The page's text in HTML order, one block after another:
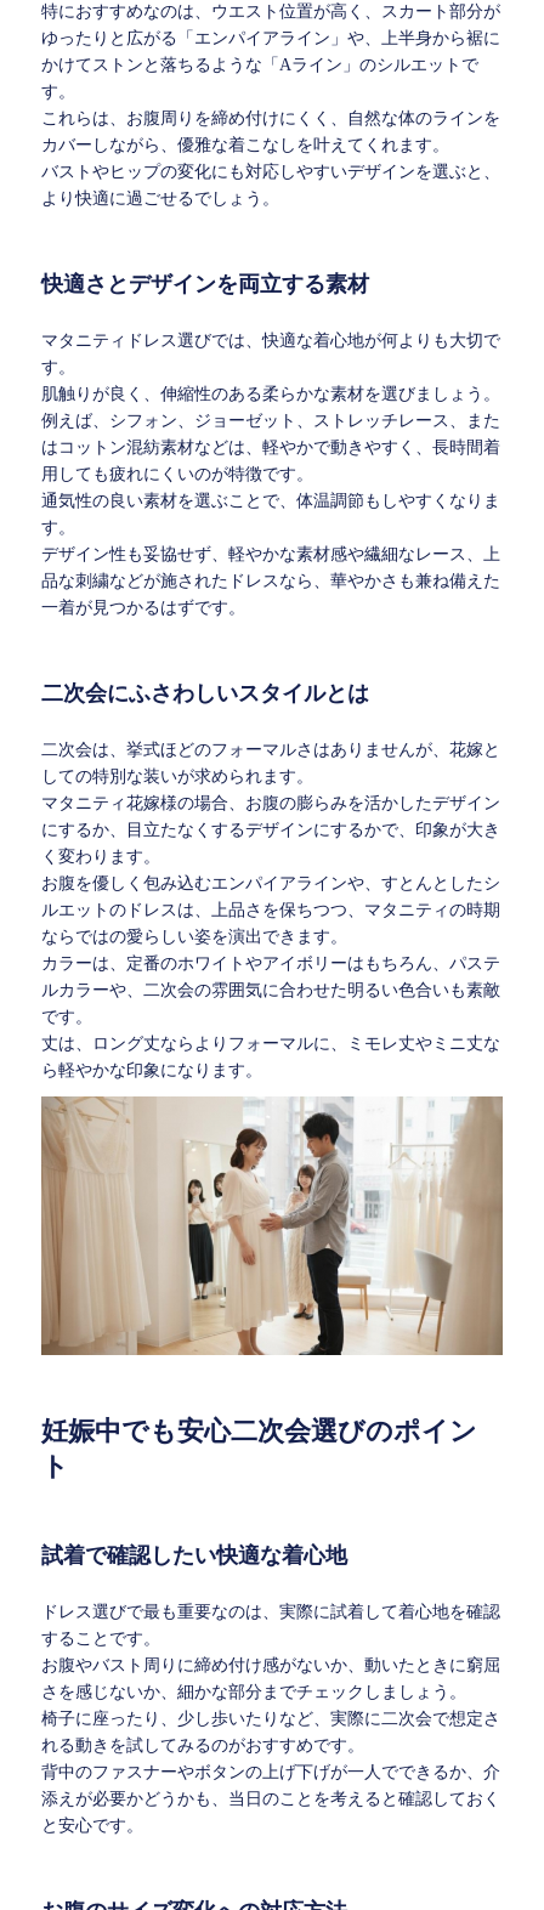
特におすすめなのは、ウエスト位置が高く、スカート部分が
ゆったりと広がる「エンパイアライン」や、上半身から裾に
かけてストンと落ちるような「Aライン」のシルエットで
す。
これらは、お腹周りを締め付けにくく、自然な体のラインを
カバーしながら、優雅な着こなしを叶えてくれます。
バストやヒップの変化にも対応しやすいデザインを選ぶと、
より快適に過ごせるでしょう。
快適さとデザインを両立する素材
マタニティドレス選びでは、快適な着心地が何よりも大切で
す。
肌触りが良く、伸縮性のある柔らかな素材を選びましょう。
例えば、シフォン、ジョーゼット、ストレッチレース、また
はコットン混紡素材などは、軽やかで動きやすく、長時間着
用しても疲れにくいのが特徴です。
通気性の良い素材を選ぶことで、体温調節もしやすくなりま
す。
デザイン性も妥協せず、軽やかな素材感や繊細なレース、上
品な刺繍などが施されたドレスなら、華やかさも兼ね備えた
一着が見つかるはずです。
二次会にふさわしいスタイルとは
二次会は、挙式ほどのフォーマルさはありませんが、花嫁と
しての特別な装いが求められます。
マタニティ花嫁様の場合、お腹の膨らみを活かしたデザイン
にするか、目立たなくするデザインにするかで、印象が大き
く変わります。
お腹を優しく包み込むエンパイアラインや、すとんとしたシ
ルエットのドレスは、上品さを保ちつつ、マタニティの時期
ならではの愛らしい姿を演出できます。
カラーは、定番のホワイトやアイボリーはもちろん、パステ
ルカラーや、二次会の雰囲気に合わせた明るい色合いも素敵
です。
丈は、ロング丈ならよりフォーマルに、ミモレ丈やミニ丈な
ら軽やかな印象になります。
妊娠中でも安心二次会選びのポイン
ト
試着で確認したい快適な着心地
ドレス選びで最も重要なのは、実際に試着して着心地を確認
することです。
お腹やバスト周りに締め付け感がないか、動いたときに窮屈
さを感じないか、細かな部分までチェックしましょう。
椅子に座ったり、少し歩いたりなど、実際に二次会で想定さ
れる動きを試してみるのがおすすめです。
背中のファスナーやボタンの上げ下げが一人でできるか、介
添えが必要かどうかも、当日のことを考えると確認しておく
と安心です。